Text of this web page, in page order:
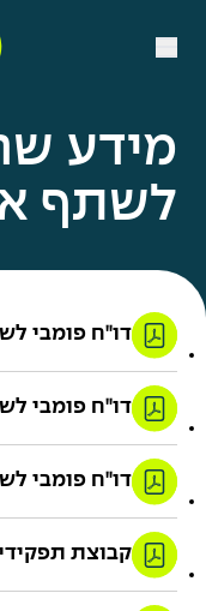
מידע
לשתף
דו"ח פומבי לשנת
דו"ח פומבי לשנת
דו"ח פומבי לשנת
קבוצת